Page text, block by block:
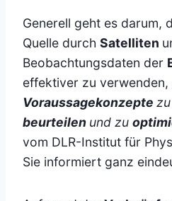
Generell geht es darum,
Quelle durch Satelliten
Beobachtungsdaten der
effektiver zu verwenden,
Voraussagekonzepte zu
beurteilen und zu
vom DLR-Institut für
Sie informiert ganz